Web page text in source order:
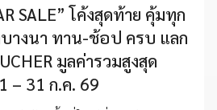
SALE” โค้งสุดท้าย คุ้มทุก
บางนา ทาน-ช้อป ครบ แลก
มูลค่ารวมสูงสุด
– 31 ก.ค. 69